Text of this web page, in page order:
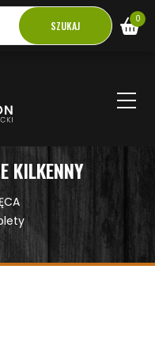
SZUKAJ 0
KILKENNY